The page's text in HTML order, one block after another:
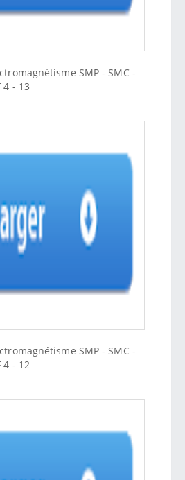
SMP - SMC -
4 - 13
SMP - SMC -
4 - 12